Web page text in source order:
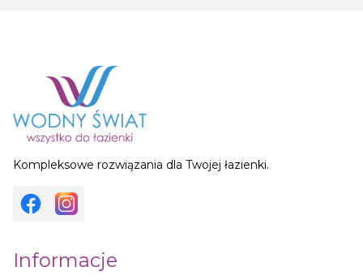
Kompleksowe rozwiązania dla Twojej łazienki.
Informacje